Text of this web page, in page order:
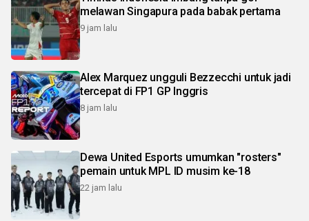
melawan Singapura pada babak pertama
9 jam lalu
Alex Marquez ungguli Bezzecchi untuk jadi
tercepat di FP1 GP Inggris
8 jam lalu
Dewa United Esports umumkan "rosters"
pemain untuk MPL ID musim ke-18
22 jam lalu